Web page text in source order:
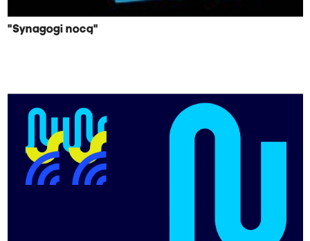
"Synagogi nocą"